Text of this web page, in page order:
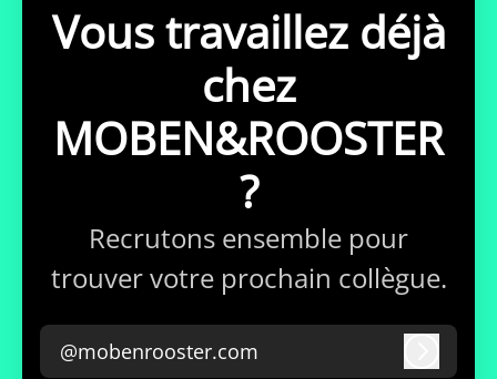
Vous travaillez déjà
chez
MOBEN&ROOSTER
?
Recrutons ensemble pour
trouver votre prochain collègue.
@mobenrooster.com